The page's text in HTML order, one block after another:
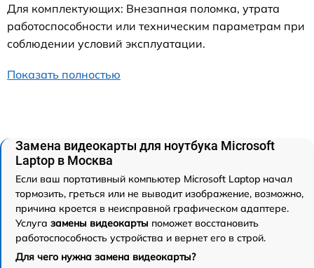
Для комплектующих: Внезапная поломка, утрата
работоспособности или техническим параметрам при
соблюдении условий эксплуатации.
Показать полностью
Замена видеокарты для ноутбука Microsoft
Laptop в Москва
Если ваш портативный компьютер Microsoft Laptop начал
тормозить, греться или не выводит изображение, возможно,
причина кроется в неисправной графическом адаптере.
Услуга замены видеокарты поможет восстановить
работоспособность устройства и вернет его в строй.
Для чего нужна замена видеокарты?